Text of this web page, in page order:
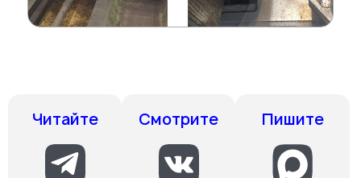
Читайте Смотрите Пишите